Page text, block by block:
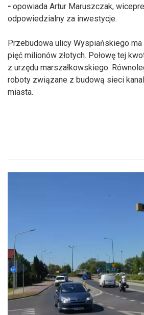
- opowiada Artur Maruszczak,
odpowiedzialny za inwestycje.
Przebudowa ulicy Wyspiańskiego
pięć milionów złotych. Połowę tej
z urzędu marszałkowskiego.
roboty związane z budową sieci
miasta.